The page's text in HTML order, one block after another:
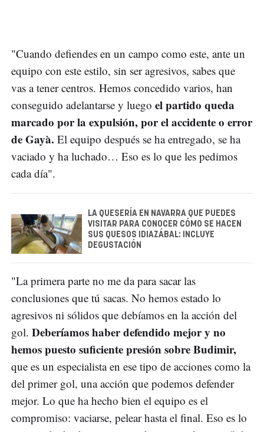
"Cuando defiendes en un campo como este, ante un
equipo con este estilo, sin ser agresivos, sabes que
vas a tener centros. Hemos concedido varios, han
conseguido adelantarse y luego el partido queda
marcado por la expulsión, por el accidente o error
de Gayà. El equipo después se ha entregado, se ha
vaciado y ha luchado… Eso es lo que les pedimos
cada día".
LA QUESERÍA EN NAVARRA QUE PUEDES
VISITAR PARA CONOCER CÓMO SE HACEN
SUS QUESOS IDIAZÁBAL: INCLUYE
DEGUSTACIÓN
"La primera parte no me da para sacar las
conclusiones que tú sacas. No hemos estado lo
agresivos ni sólidos que debíamos en la acción del
gol. Deberíamos haber defendido mejor y no
hemos puesto suficiente presión sobre Budimir,
que es un especialista en ese tipo de acciones como la
del primer gol, una acción que podemos defender
mejor. Lo que ha hecho bien el equipo es el
compromiso: vaciarse, pelear hasta el final. Eso es lo